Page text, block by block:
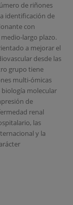
de riñones
identificación de
con
largo plazo.
a mejorar el
desde las
grupo tiene
multi-ómicas
molecular
de
renal
las
y la